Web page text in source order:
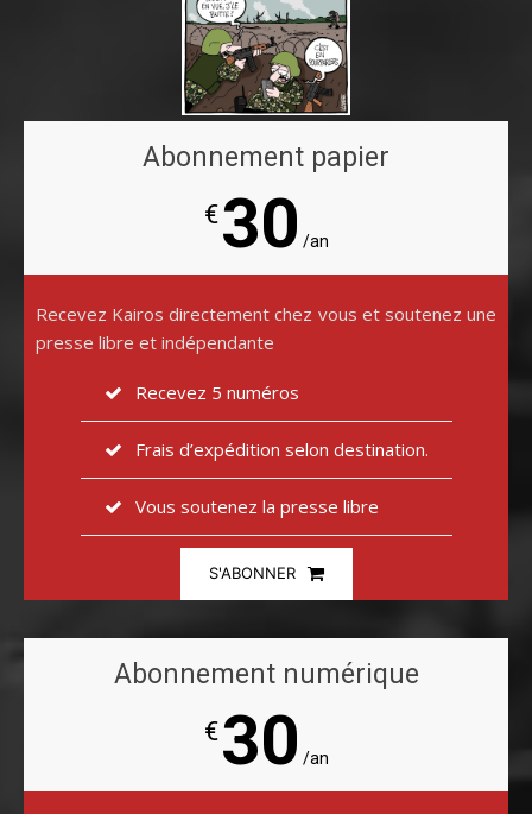
Abonnement papier
€30 /an
Recevez Kairos directement chez vous et soutenez une
presse libre et indépendante
Recevez 5 numéros
Frais d’expédition selon destination.
Vous soutenez la presse libre
S'ABONNER
Abonnement numérique
€30 /an